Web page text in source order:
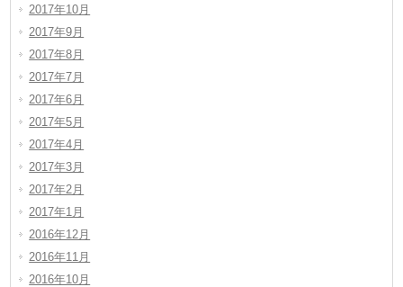
2017年10月
2017年9月
2017年8月
2017年7月
2017年6月
2017年5月
2017年4月
2017年3月
2017年2月
2017年1月
2016年12月
2016年11月
2016年10月